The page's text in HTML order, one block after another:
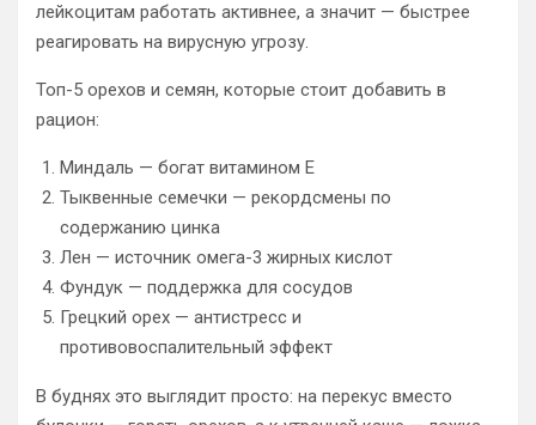
лейкоцитам работать активнее, а значит — быстрее
реагировать на вирусную угрозу.
Топ-5 орехов и семян, которые стоит добавить в
рацион:
Миндаль — богат витамином E
Тыквенные семечки — рекордсмены по
содержанию цинка
Лен — источник омега-3 жирных кислот
Фундук — поддержка для сосудов
Грецкий орех — антистресс и
противовоспалительный эффект
В буднях это выглядит просто: на перекус вместо